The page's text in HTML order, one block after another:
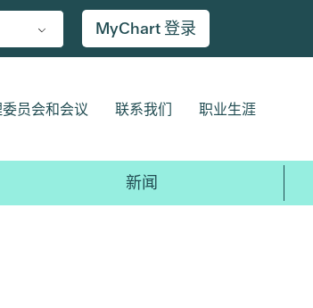
MyChart 登录
员会和会议 联系我们 职业生涯
新闻